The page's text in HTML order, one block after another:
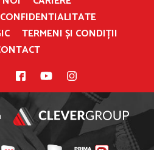
TERMENI ȘI CONDIȚII